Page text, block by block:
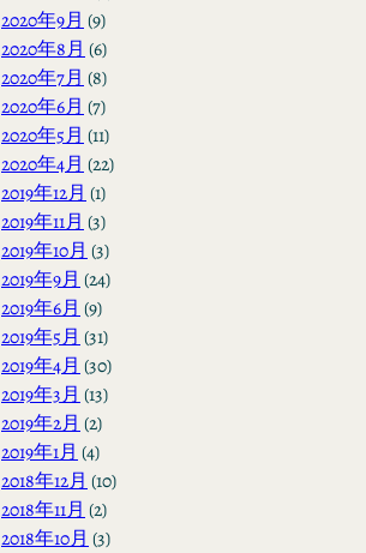
2020年9月 (9)
2020年8月 (6)
2020年7月 (8)
2020年6月 (7)
2020年5月 (11)
2020年4月 (22)
2019年12月 (1)
2019年11月 (3)
2019年10月 (3)
2019年9月 (24)
2019年6月 (9)
2019年5月 (31)
2019年4月 (30)
2019年3月 (13)
2019年2月 (2)
2019年1月 (4)
2018年12月 (10)
2018年11月 (2)
2018年10月 (3)